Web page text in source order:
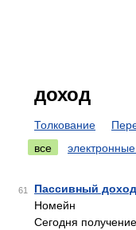
доход
Толкование
все
электронные
61 Пассивный
Номейн
Сегодня